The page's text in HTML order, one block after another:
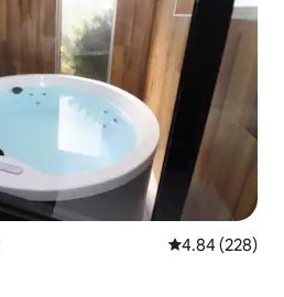
Calificación
4.84 (228)